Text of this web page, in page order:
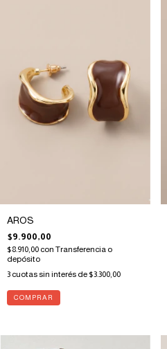
AROS
$9.900,00
$8.910,00 con Transferencia o
depósito
3 cuotas sin interés de $3.300,00